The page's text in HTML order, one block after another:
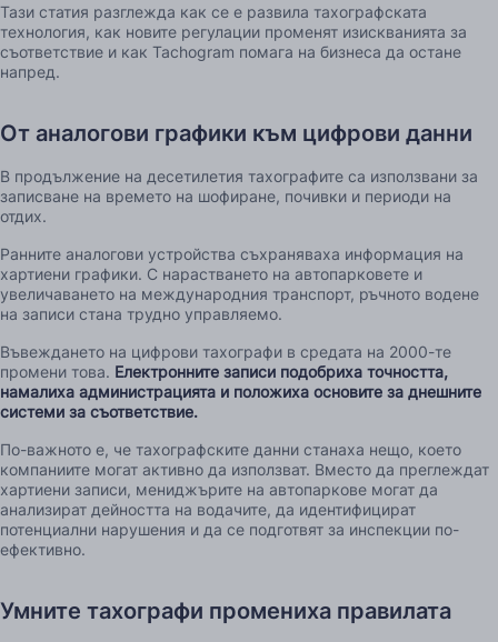
Тази статия разглежда как се е развила тахографската
технология, как новите регулации променят изискванията за
съответствие и как Tachogram помага на бизнеса да остане
напред.
От аналогови графики към цифрови данни
В продължение на десетилетия тахографите са използвани за
записване на времето на шофиране, почивки и периоди на
отдих.
Ранните аналогови устройства съхраняваха информация на
хартиени графики. С нарастването на автопарковете и
увеличаването на международния транспорт, ръчното водене
на записи стана трудно управляемо.
Въвеждането на цифрови тахографи в средата на 2000-те
промени това. Електронните записи подобриха точността,
намалиха администрацията и положиха основите за днешните
системи за съответствие.
По-важното е, че тахографските данни станаха нещо, което
компаниите могат активно да използват. Вместо да преглеждат
хартиени записи, мениджърите на автопаркове могат да
анализират дейността на водачите, да идентифицират
потенциални нарушения и да се подготвят за инспекции по-
ефективно.
Умните тахографи промениха правилата